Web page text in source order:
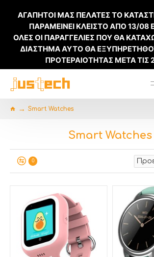
ΑΓΑΠΗΤΟΙ ΜΑΣ ΠΕΛΑΤΕΣ ΤΟ
ΠΑΡΑΜΕΙΝΕΙ ΚΛΕΙΣΤΟ ΑΠΟ 13/08
ΟΛΕΣ ΟΙ ΠΑΡΑΓΓΕΛΙΕΣ ΠΟΥ ΘΑ
ΔΙΑΣΤΗΜΑ ΑΥΤΟ ΘΑ
ΠΡΟΤΕΡΑΙΟΤΗΤΑΣ ΜΕΤΑ ΤΙΣ
Smart Watches
Smart Watches
0